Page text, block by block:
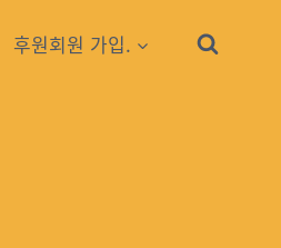
후원회원 가입.